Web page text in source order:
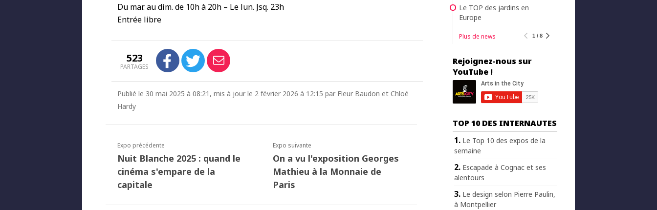
Du mar. au dim. de 10h à 20h – Le lun. Jsq. 23h
Entrée libre
523
PARTAGES
Publié le 30 mai 2025 à 08:21, mis à jour le 2 février 2026 à 12:15 par Fleur Baudon et Chloé
Hardy
Expo précédente
Nuit Blanche 2025 : quand le
cinéma s'empare de la
capitale
Expo suivante
On a vu l'exposition Georges
Mathieu à la Monnaie de
Paris
Le TOP des jardins en
Europe
Plus de news 1 / 8
Rejoignez-nous sur
YouTube !
TOP 10 DES INTERNAUTES
Le Top 10 des expos de la
semaine
Escapade à Cognac et ses
alentours
Le design selon Pierre Paulin,
à Montpellier